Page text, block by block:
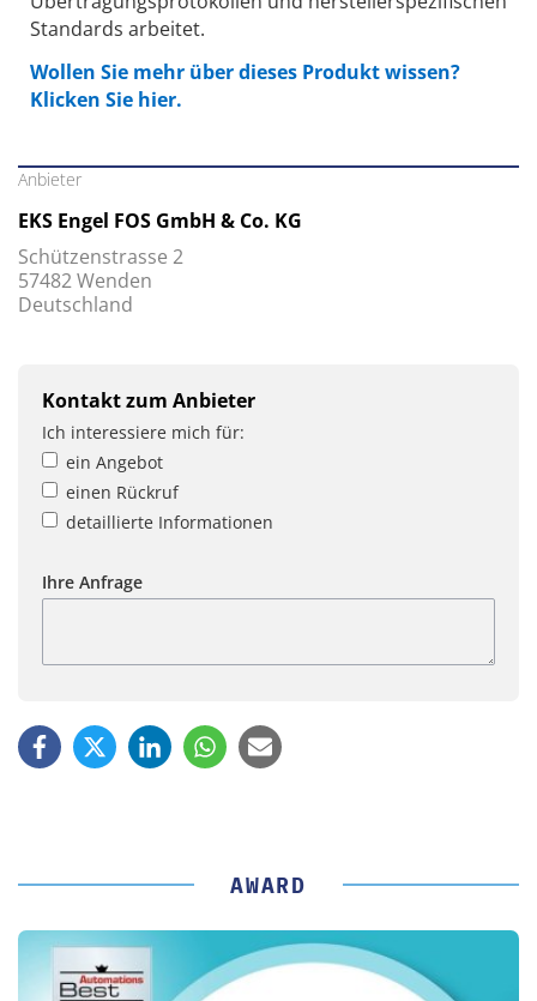
Standards arbeitet.
Wollen Sie mehr über dieses Produkt wissen?
Klicken Sie hier.
Anbieter
EKS Engel FOS GmbH & Co. KG
Schützenstrasse 2
57482 Wenden
Deutschland
Kontakt zum Anbieter
Ich interessiere mich für:
ein Angebot
einen Rückruf
detaillierte Informationen
Ihre Anfrage
AWARD